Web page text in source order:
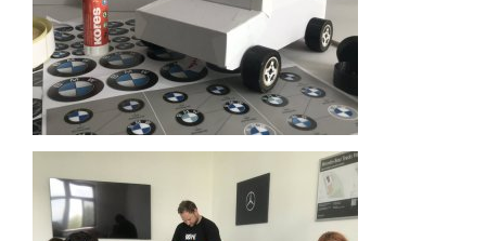
Firemní příměstské tábory
Letní Anglický příměstský tábor s Kreativními
auty na dálkáč
VZDĚLÁVACÍ PROGRAM PRO ŠKOLY /
Projektové dny – Kreativní autíčková dílna / OP JAK